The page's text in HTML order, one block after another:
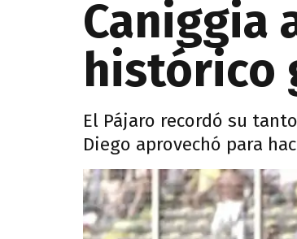
Caniggia
histórico
El Pájaro recordó su
Diego aprovechó para